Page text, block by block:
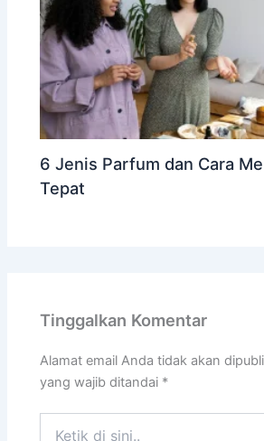
6 Jenis Parfum dan Cara
Tepat
Tinggalkan Komentar
Alamat email Anda tidak akan
yang wajib ditandai *